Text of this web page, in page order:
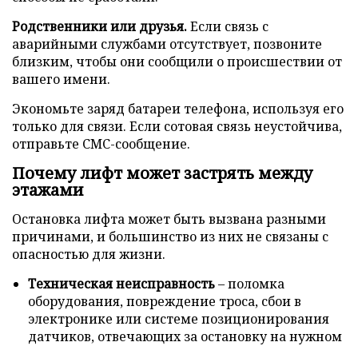
Родственники или друзья.Если связь с
аварийными службами отсутствует, позвоните
близким, чтобы они сообщили о происшествии от
вашего имени.
Экономьте заряд батареи телефона, используя его
только для связи. Если сотовая связь неустойчива,
отправьте СМС-сообщение.
Почему лифт может застрять между
этажами
Остановка лифта может быть вызвана разными
причинами, и большинство из них не связаны с
опасностью для жизни.
Техническая неисправность– поломка
оборудования, повреждение троса, сбои в
электронике или системе позиционирования
датчиков, отвечающих за остановку на нужном